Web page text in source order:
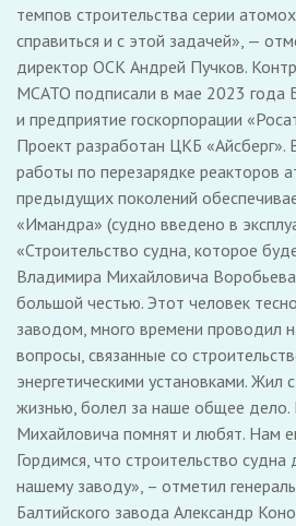
темпов строительства серии
справиться и с этой задачей», —
директор ОСК Андрей Пучков.
МСАТО подписали в мае 2023 года
и предприятие госкорпорации
Проект разработан ЦКБ «Айсберг».
работы по перезарядке реакторов
предыдущих поколений
«Имандра» (судно введено в
«Строительство судна, которое
Владимира Михайловича
большой честью. Этот человек
заводом, много времени проводил
вопросы, связанные со
энергетическими установками. Жил
жизнью, болел за наше общее
Михайловича помнят и любят. Нам
Гордимся, что строительство
нашему заводу», – отметил
Балтийского завода Александр